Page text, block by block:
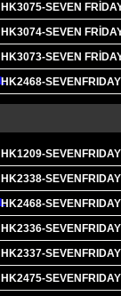
HK3075-SEVEN
HK3074-SEVEN
HK3073-SEVEN
HK2468-
HK1209-
HK2338-
HK2468-
HK2336-
HK2337-
HK2475-